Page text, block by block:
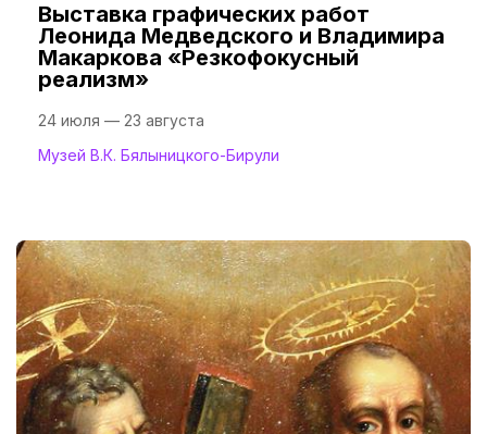
Выставка графических работ
Леонида Медведского и Владимира
Макаркова «Резкофокусный
реализм»
24 июля — 23 августа
Музей В.К. Бялыницкого-Бирули